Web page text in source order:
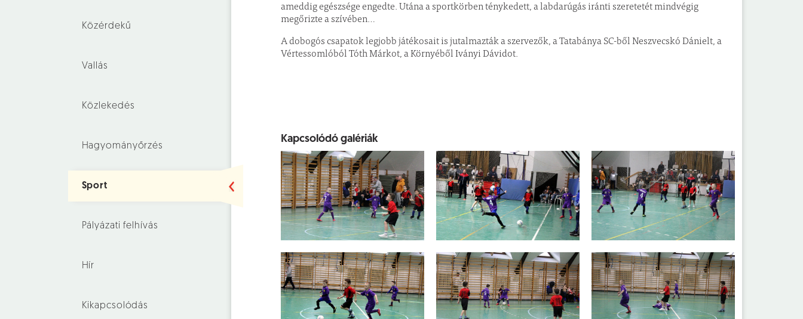
Közérdekű
Vallás
Közlekedés
Hagyományőrzés
Sport
Pályázati felhívás
Hír
Kikapcsolódás
ameddig egészsége engedte. Utána a sportkörben ténykedett, a labdarúgás iránti szeretetét mindvégig
megőrizte a szívében…
A dobogós csapatok legjobb játékosait is jutalmazták a szervezők, a Tatabánya SC-ből Neszvecskó Dánielt, a
Vértessomlóból Tóth Márkot, a Környéből Iványi Dávidot.
Kapcsolódó galériák